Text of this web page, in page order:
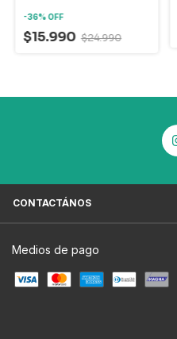
-36%OFF
$15.990 $24.990
CONTACTÁNOS
Medios de pago